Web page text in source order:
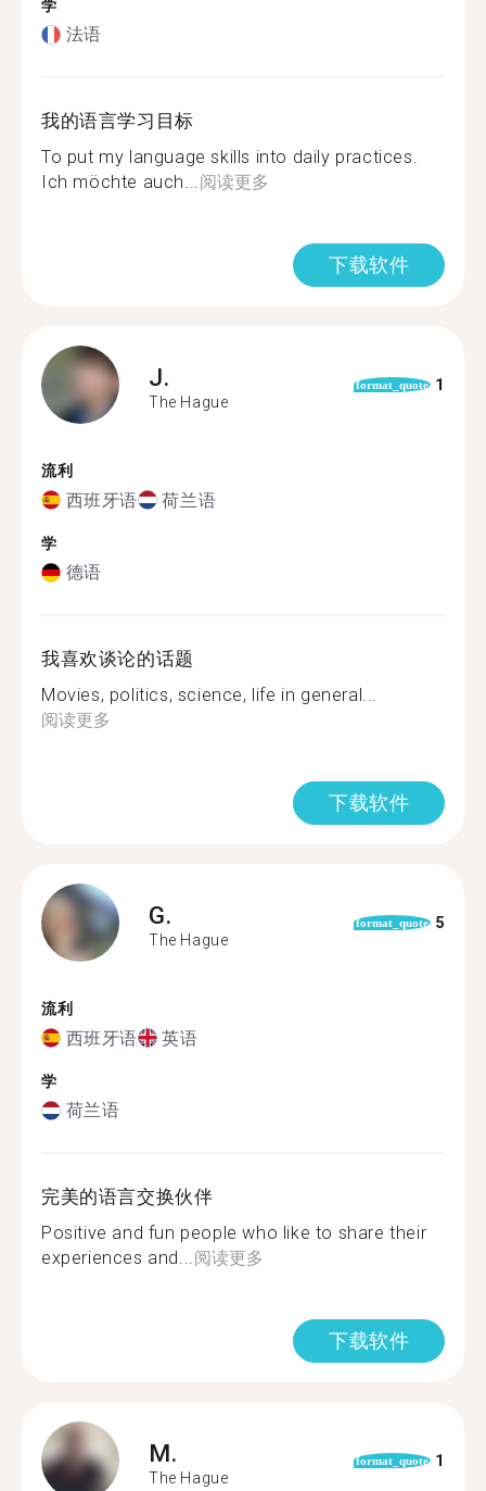
学
法语
我的语言学习目标
To put my language skills into daily practices.
Ich möchte auch...阅读更多
下载软件
J.
The Hague
format_quote 1
流利
西班牙语 荷兰语
学
德语
我喜欢谈论的话题
Movies, politics, science, life in general...
阅读更多
下载软件
G.
The Hague
format_quote 5
流利
西班牙语 英语
学
荷兰语
完美的语言交换伙伴
Positive and fun people who like to share their
experiences and...阅读更多
下载软件
M.
The Hague
format_quote 1